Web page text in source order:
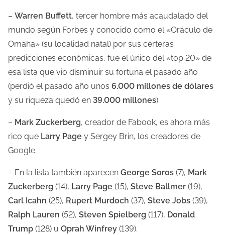
– Warren Buffett, tercer hombre más acaudalado del
mundo según Forbes y conocido como el «Oráculo de
Omaha» (su localidad natal) por sus certeras
predicciones económicas, fue el único del «top 20» de
esa lista que vio disminuir su fortuna el pasado año
(perdió el pasado año unos 6.000 millones de dólares
y su riqueza quedó en 39.000 millones).
– Mark Zuckerberg, creador de Fabook, es ahora más
rico que Larry Page y Sergey Brin, los creadores de
Google.
– En la lista también aparecen George Soros (7), Mark
Zuckerberg (14), Larry Page (15), Steve Ballmer (19),
Carl Icahn (25), Rupert Murdoch (37), Steve Jobs (39),
Ralph Lauren (52), Steven Spielberg (117), Donald
Trump (128) u Oprah Winfrey (139).